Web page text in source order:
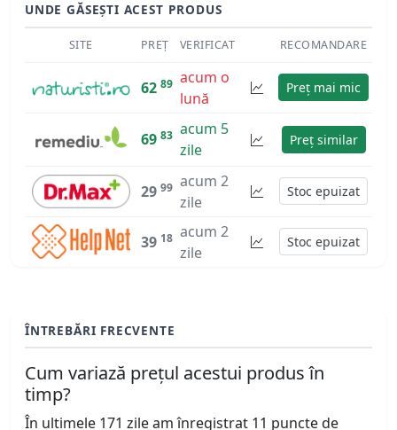
UNDE GĂSEȘTI ACEST PRODUS
SITE PREȚ VERIFICAT RECOMANDARE
62 89 acum o
lună
Preț mai mic
69 83 acum 5
zile
Preț similar
29 99 acum 2
zile
Stoc epuizat
39 18 acum 2
zile
Stoc epuizat
ÎNTREBĂRI FRECVENTE
Cum variază prețul acestui produs în
timp?
În ultimele 171 zile am înregistrat 11 puncte de